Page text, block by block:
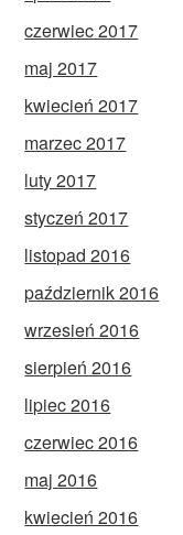
czerwiec 2017
maj 2017
kwiecień 2017
marzec 2017
luty 2017
styczeń 2017
listopad 2016
październik 2016
wrzesień 2016
sierpień 2016
lipiec 2016
czerwiec 2016
maj 2016
kwiecień 2016